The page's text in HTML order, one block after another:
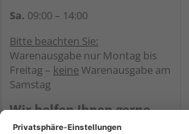
Sa. 09:00 – 14:00
Bitte beachten Sie:
Warenausgabe nur Montag bis
Freitag – keineWarenausgabe am
Samstag
Wir helfen Ihnen gerne
weiter